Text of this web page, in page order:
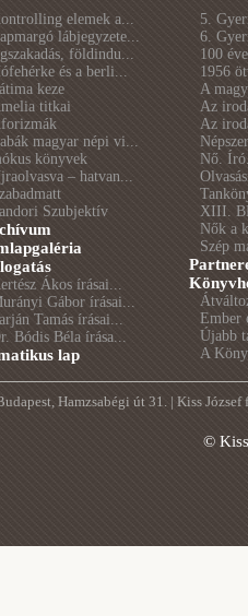
elemek a...
lábjegyzete...
földindu...
és a berli...
keze
titkai
magyar népi vi...
könyvek
– hatvan...
Szubjektív
Ákos írásai...
Gábor írásai...
Tamás írásai...
Bódis Béla írása...
lap
5.
6.
100
1956
A
Az
Az
Nő.
XIII.
Nők a
Szép
Ember
Újabb
A
Hamzsabégi út 31. | Kiss
©